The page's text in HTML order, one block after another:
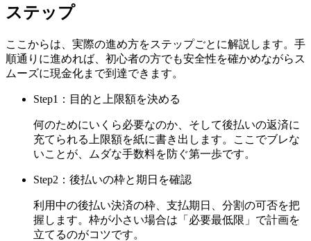
ステップ
ここからは、実際の進め方をステップごとに解説します。手
順通りに進めれば、初心者の方でも安全性を確かめながらス
ムーズに現金化まで到達できます。
Step1：目的と上限額を決める
何のためにいくら必要なのか、そして後払いの返済に
充てられる上限額を紙に書き出します。ここでブレな
いことが、ムダな手数料を防ぐ第一歩です。
Step2：後払いの枠と期日を確認
利用中の後払い決済の枠、支払期日、分割の可否を把
握します。枠が小さい場合は「必要最低限」で計画を
立てるのがコツです。